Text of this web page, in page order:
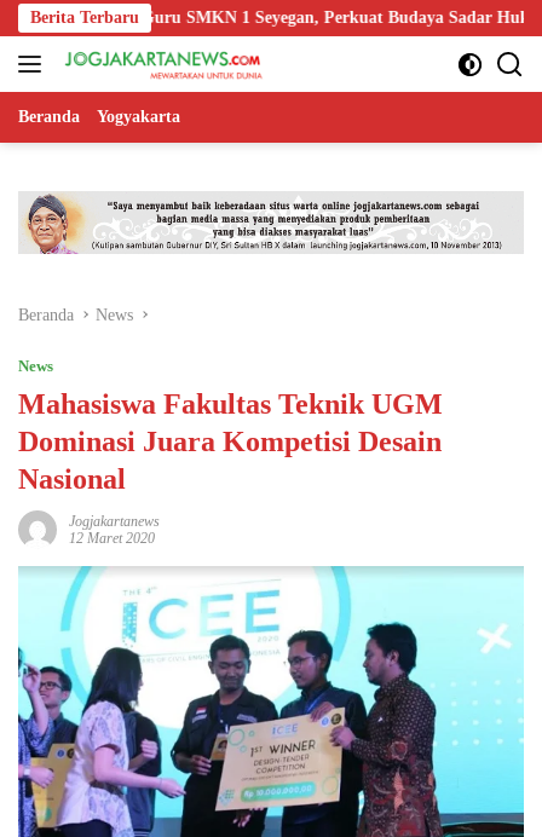
Langsung
ke
konten
Berita Terbaru
Guru SMKN 1 Seyegan, Perkuat Budaya Sadar Hukum di
Beranda Yogyakarta
Beranda News
News
Mahasiswa Fakultas Teknik UGM
Dominasi Juara Kompetisi Desain
Nasional
Jogjakartanews
12 Maret 2020